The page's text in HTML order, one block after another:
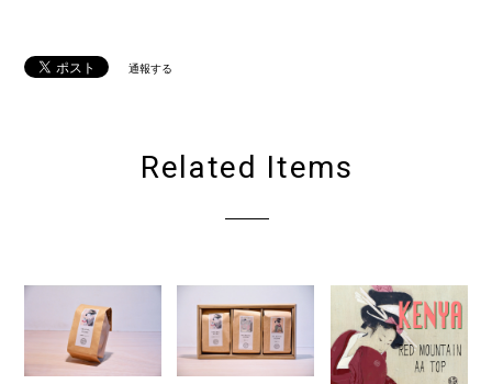
通報する
Related Items